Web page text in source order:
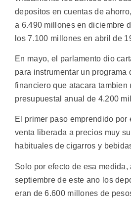
depositos en cuentas de
a 6.490 millones en diciembre
los 7.100 millones en abril de
En mayo, el parlamento dio
para instrumentar un programa
financiero que atacara tambien
presupuestal anual de 4.200
El primer paso emprendido por
venta liberada a precios muy
habituales de cigarros y
Solo por efecto de esa medida,
septiembre de este ano los
eran de 6.600 millones de